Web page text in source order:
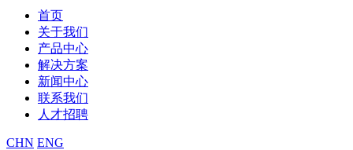
首页
关于我们
产品中心
解决方案
新闻中心
联系我们
人才招聘
CHN ENG